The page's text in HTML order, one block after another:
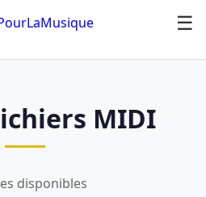
☰
MIDI
disponibles